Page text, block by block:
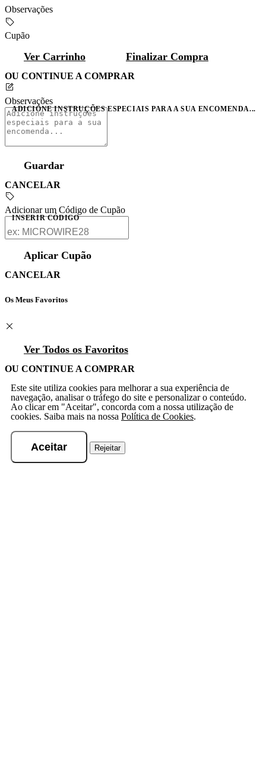
Observações
Cupão
Ver Carrinho Finalizar Compra
OU CONTINUE A COMPRAR
Observações
ADICIONE INSTRUÇÕES ESPECIAIS PARA A SUA ENCOMENDA...
Guardar
CANCELAR
Adicionar um Código de Cupão
INSERIR CÓDIGO
Aplicar Cupão
CANCELAR
Os Meus Favoritos
Ver Todos os Favoritos
OU CONTINUE A COMPRAR
Este site utiliza cookies para melhorar a sua experiência de
navegação, analisar o tráfego do site e personalizar o conteúdo.
Ao clicar em "Aceitar", concorda com a nossa utilização de
cookies. Saiba mais na nossa Política de Cookies.
Aceitar Rejeitar